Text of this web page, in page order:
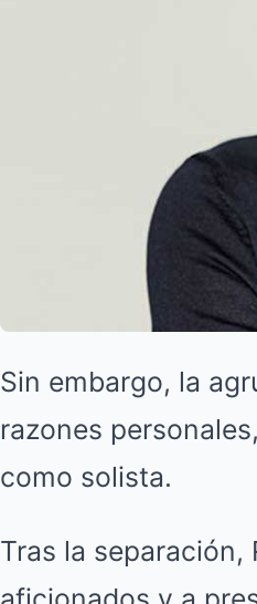
Sin embargo, la
razones
como solista.
Tras la